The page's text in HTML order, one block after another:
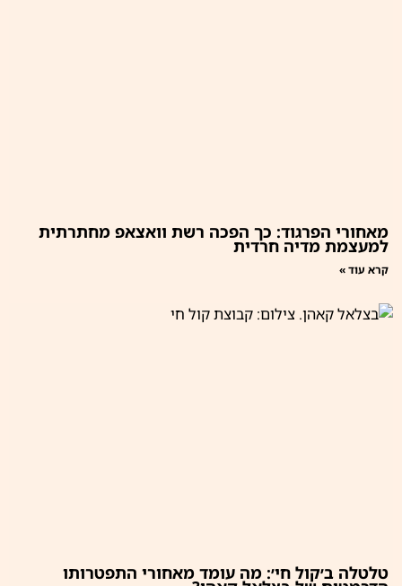
מאחורי הפרגוד: כך הפכה רשת וואצאפ מחתרתית
למעצמת מדיה חרדית
קרא עוד »
טלטלה ב׳קול חי׳: מה עומד מאחורי התפטרותו